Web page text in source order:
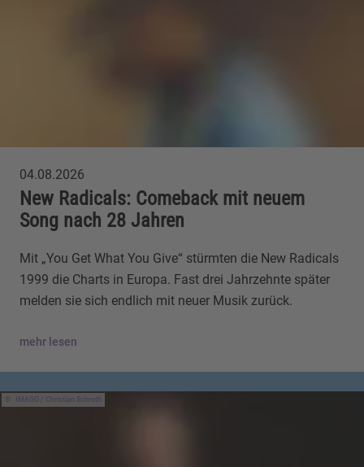
04.08.2026
New Radicals: Comeback mit neuem
Song nach 28 Jahren
Mit „You Get What You Give“ stürmten die New Radicals
1999 die Charts in Europa. Fast drei Jahrzehnte später
melden sie sich endlich mit neuer Musik zurück.
mehr lesen
IMAGO / Christian Schroth